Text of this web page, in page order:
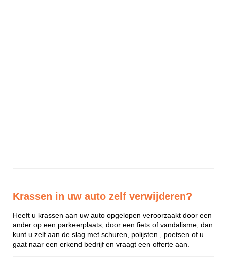
Krassen in uw auto zelf verwijderen?
Heeft u krassen aan uw auto opgelopen veroorzaakt door een
ander op een parkeerplaats, door een fiets of vandalisme, dan
kunt u zelf aan de slag met schuren, polijsten , poetsen of u
gaat naar een erkend bedrijf en vraagt een offerte aan.